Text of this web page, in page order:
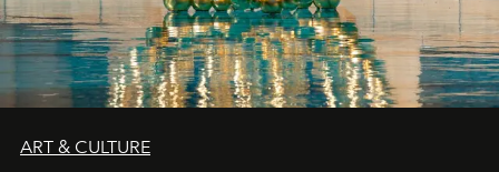
ART & CULTURE